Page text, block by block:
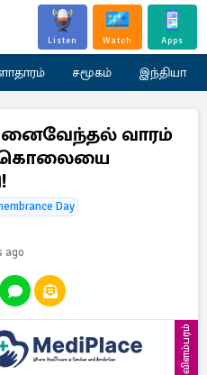
Listen Watch Apps
சமூகம் இந்தியா
வாரம்
Day
ago
விளம்பரம்